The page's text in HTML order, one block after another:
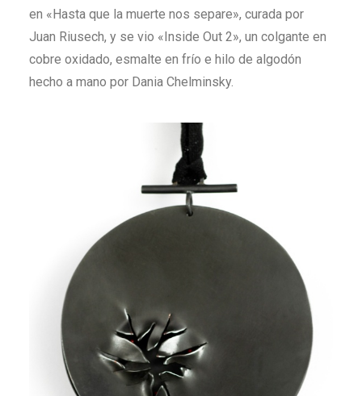
en «Hasta que la muerte nos separe», curada por
Juan Riusech, y se vio «Inside Out 2», un colgante en
cobre oxidado, esmalte en frío e hilo de algodón
hecho a mano por Dania Chelminsky.